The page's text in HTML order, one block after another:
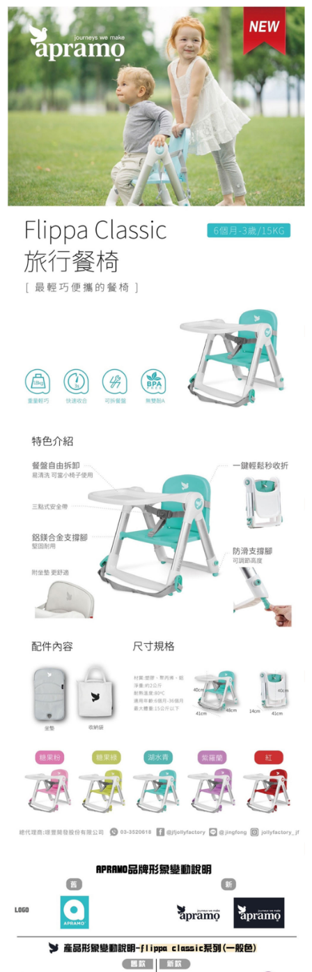
３．收到繳費通知簡訊後14天內，點擊此簡訊中的連結，可透過四大超商／
ATM／網路銀行／等多元方式進行付款，方視為交易完成。
※ 請注意：結帳手續完成當下不需立刻繳費，但若您需要取消訂單，請聯絡
購買商品的店家。未經商家同意取消之訂單仍視為有效，需透過AFTEE先享
後付繳納相關費用。
※ 交易是否成功請以「AFTEE先享後付 」之結帳頁面顯示為準，若有關於
是否繳費成功／繳費後需取消欲退款等相關疑問，請聯繫「AFTEE先享後付
客戶支援中心」https://netprotections.freshdesk.com/support/home
１．透過由恩沛科技股份有限公司提供之「AFTEE先享後付」服務完成之交
易，需依本服務之必要範圍內提供個人資料，並將交易相關給付款項請求債
權轉讓予恩沛科技股份有限公司。
２．關於個人資料處理事宜，請瀏覽以下網址：
https://aftee.tw/terms/#terms3
３．未成年的使用者請事先徵得法定代理人或監護人之同意方可使用
任。
４．使用「AFTEE先享後付」時，將依據個別帳號之用戶狀況，依本公司即
時審查核予不同之上限額度；若仍有額度不足之情形，本公司將視審查結果
請求用戶進行身份認證。
恩沛科技股份有限公司將有權停止該用戶之使用額度並採取法律行動。
每筆NT$150，滿NT$890(含以上)免運費